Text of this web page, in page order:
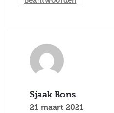
Sjaak Bons
21 maart 2021